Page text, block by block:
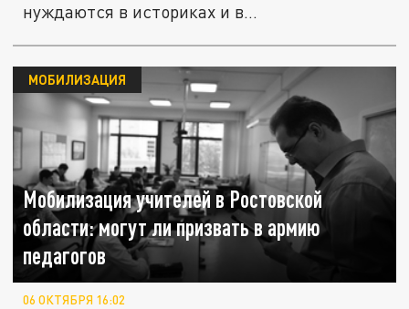
нуждаются в историках и в
Мобилизация учителей в Ростовской
области: могут ли призвать в армию
педагогов
МОБИЛИЗАЦИЯ
06 ОКТЯБРЯ 16:02